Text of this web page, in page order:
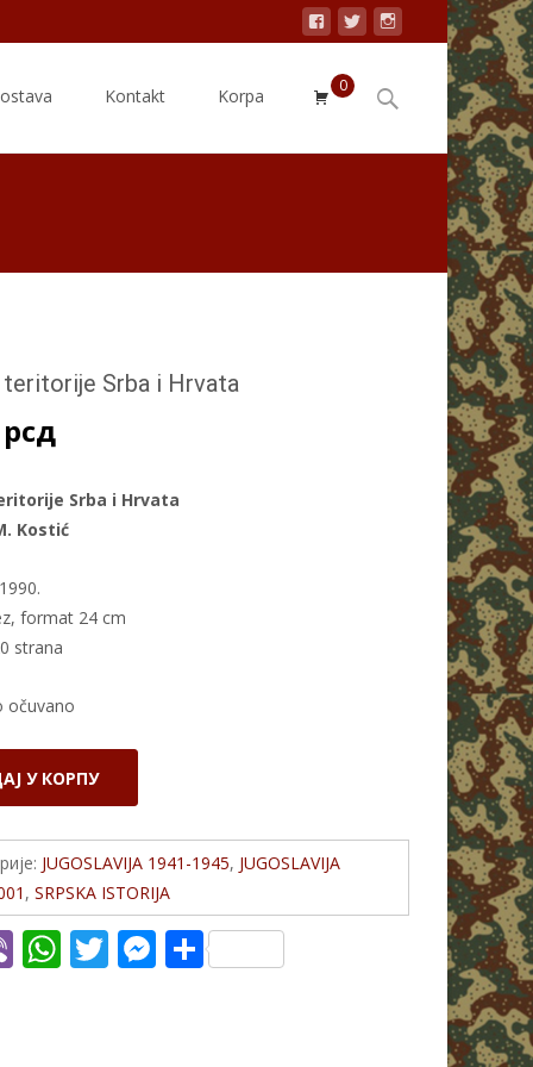
Kontakt Korpa 0
Search
teritorije Srba i Hrvata
рсд
Srba i Hrvata
Kostić
format 24 cm
strana
očuvano
У КОРПУ
JUGOSLAVIJA 1941-1945, JUGOSLAVIJA
,SRPSKA ISTORIJA
Vi W T M S